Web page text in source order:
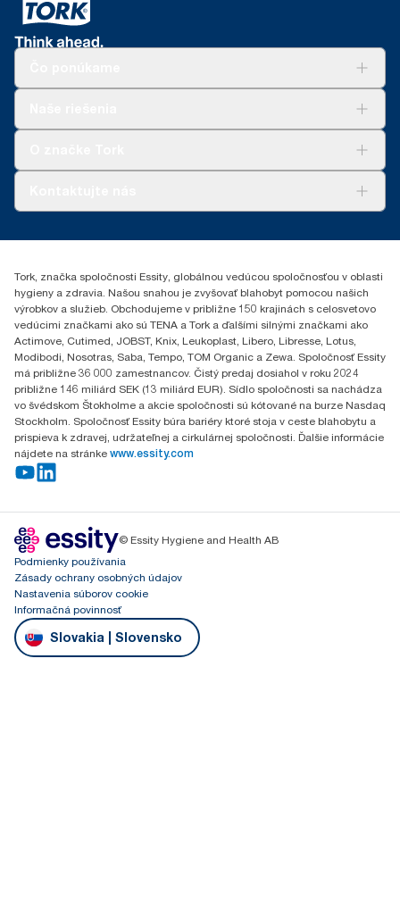
Essity Slovakia s.r.o.
049 12 Gemerská Hôrka
Tork, značka spoločnosti Essity, globálnou vedúcou spoločnosťou v oblasti
hygieny a zdravia. Našou snahou je zvyšovať blahobyt pomocou našich
výrobkov a služieb. Obchodujeme v približne 150 krajinách s celosvetovo
vedúcimi značkami ako sú TENA a Tork a ďalšími silnými značkami ako
Actimove, Cutimed, JOBST, Knix, Leukoplast, Libero, Libresse, Lotus,
Modibodi, Nosotras, Saba, Tempo, TOM Organic a Zewa. Spoločnosť Essity
má približne 36 000 zamestnancov. Čistý predaj dosiahol v roku 2024
približne 146 miliárd SEK (13 miliárd EUR). Sídlo spoločnosti sa nachádza
vo švédskom Štokholme a akcie spoločnosti sú kótované na burze Nasdaq
Stockholm. Spoločnosť Essity búra bariéry ktoré stoja v ceste blahobytu a
prispieva k zdravej, udržateľnej a cirkulárnej spoločnosti. Ďalšie informácie
nájdete na stránke www.essity.com
© Essity Hygiene and Health AB
Podmienky používania
Zásady ochrany osobných údajov
Nastavenia súborov cookie
Informačná povinnosť
Slovakia | Slovensko